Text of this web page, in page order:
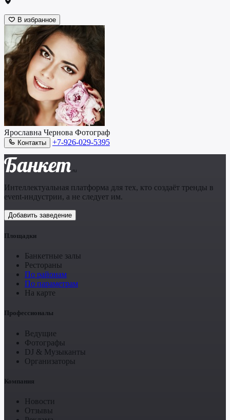
В избранное
Ярославна Чернова Фотограф
Контакты +7-926-029-5395
Банкет .ru
Интеллектуальная платформа для тех, кто создаёт тренды в
event-индустрии, а не следует им.
Добавить заведение
Площадки
Банкетные залы
Рестораны
По районам
По параметрам
На карте
Профессионалы
Ведущие
Фотографы
DJ & Музыканты
Организаторы
Компания
Новости
Отзывы